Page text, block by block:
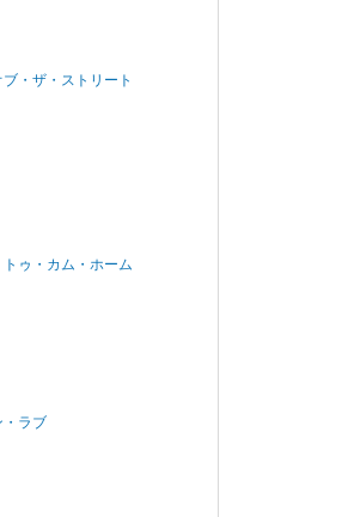
・ザ・ストリート
ゥ・カム・ホーム
・ラブ